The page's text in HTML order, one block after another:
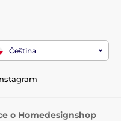
Čeština
o Homedesignshop